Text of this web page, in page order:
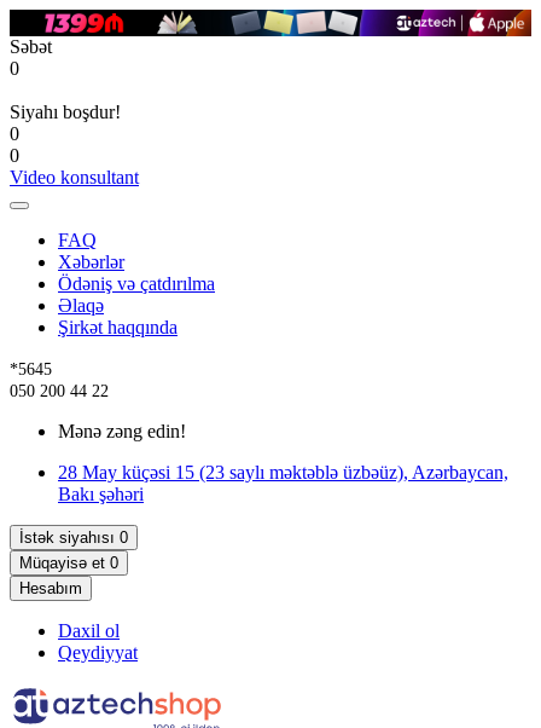
Səbət
0
Siyahı boşdur!
0
0
Video konsultant
FAQ
Xəbərlər
Ödəniş və çatdırılma
Əlaqə
Şirkət haqqında
*5645
050 200 44 22
Mənə zəng edin!
28 May küçəsi 15 (23 saylı məktəblə üzbəüz), Azərbaycan,
Bakı şəhəri
İstək siyahısı 0
Müqayisə et 0
Hesabım
Daxil ol
Qeydiyyat